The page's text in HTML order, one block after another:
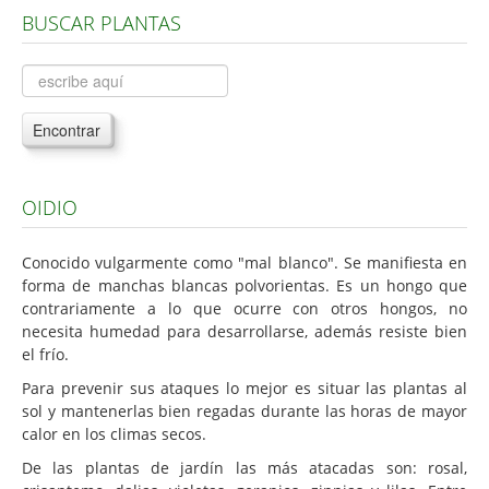
Árboles, Cicas y Palmeras de la G a la Z
Plantas Anuales y Perennes
Plantas Bulbosas y Acuáticas
Plantas de Interior
Plantas Aromáticas y de Huerto
Plantas Carnívoras y Orquídeas
Consejos
Hemisferio Norte
Enfermedades
BUSCAR PLANTAS
Encontrar
OIDIO
Conocido vulgarmente como "mal blanco". Se manifiesta en
forma de manchas blancas polvorientas. Es un hongo que
contrariamente a lo que ocurre con otros hongos, no
necesita humedad para desarrollarse, además resiste bien
el frío.
Para prevenir sus ataques lo mejor es situar las plantas al
sol y mantenerlas bien regadas durante las horas de mayor
calor en los climas secos.
De las plantas de jardín las más atacadas son: rosal,